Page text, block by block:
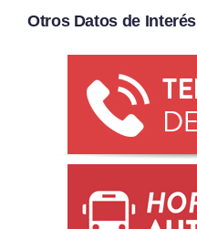
Otros Datos de Interés